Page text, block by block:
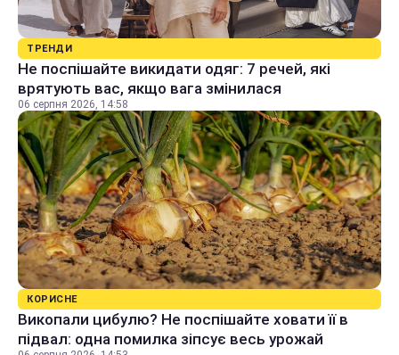
ТРЕНДИ
Не поспішайте викидати одяг: 7 речей, які
врятують вас, якщо вага змінилася
06 серпня 2026, 14:58
КОРИСНЕ
Викопали цибулю? Не поспішайте ховати її в
підвал: одна помилка зіпсує весь урожай